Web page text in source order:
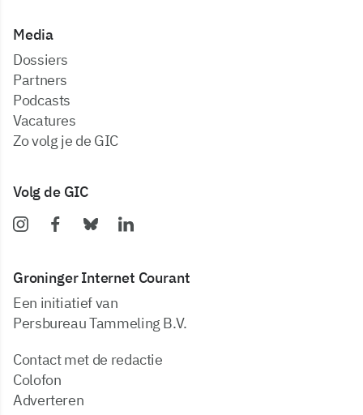
Media
dossiers
partners
podcasts
vacatures
zo volg je de GIC
Volg de GIC
Groninger Internet Courant
Een initiatief van
Persbureau Tammeling B.V.
Contact met de redactie
Colofon
Adverteren